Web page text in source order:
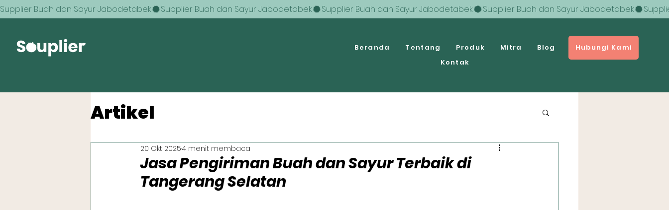
Beranda Tentang Produk Mitra
Blog
Kontak
Hubungi Kami
Supplier Buah dan Sayur Jabodetabek
Artikel
Jasa Pengiriman Buah dan Sayur Terbaik di
Tangerang Selatan
20 Okt 20254 menit membaca